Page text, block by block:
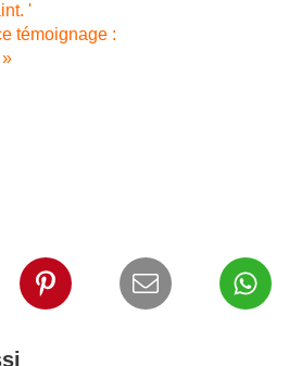
'
témoignage :